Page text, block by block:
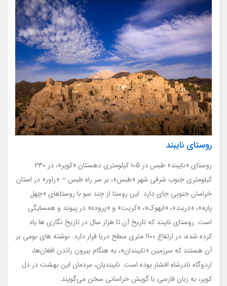
روستای نایبند
روستای «نایبند» طبس در 105 کیلومتری دهستان «کویر»، در 230
کیلومتري جنوب شرقی شهر «طبس»، بر سر راه طبس – «راور» در استان
خراسان جنوبی جای دارد. این روستا از چند سو با روستاهاي «چهل
پایه»، «دربند»، «ایهوك»، «کریت» و «پروده» در پیوند و همسایگی
است. روستای نایبند که تاریخ آن تا هزار سال در تاریخ ­نگاری­ ها یاد
کرده شده، در ارتفاع 1100 متری سطح دریا قرار دارد. نوشته ­های بومی بر
آن هستند که سرزمین «نایبندان»، به هنگام بیرون راندن افغان‌ها،
اردوگاه نادرشاه افشار بوده است. نایبندیان، مردمان این بهشت در دل
کویر، به زبان فارسی با گویش خراسانی سخن می‌گویند.